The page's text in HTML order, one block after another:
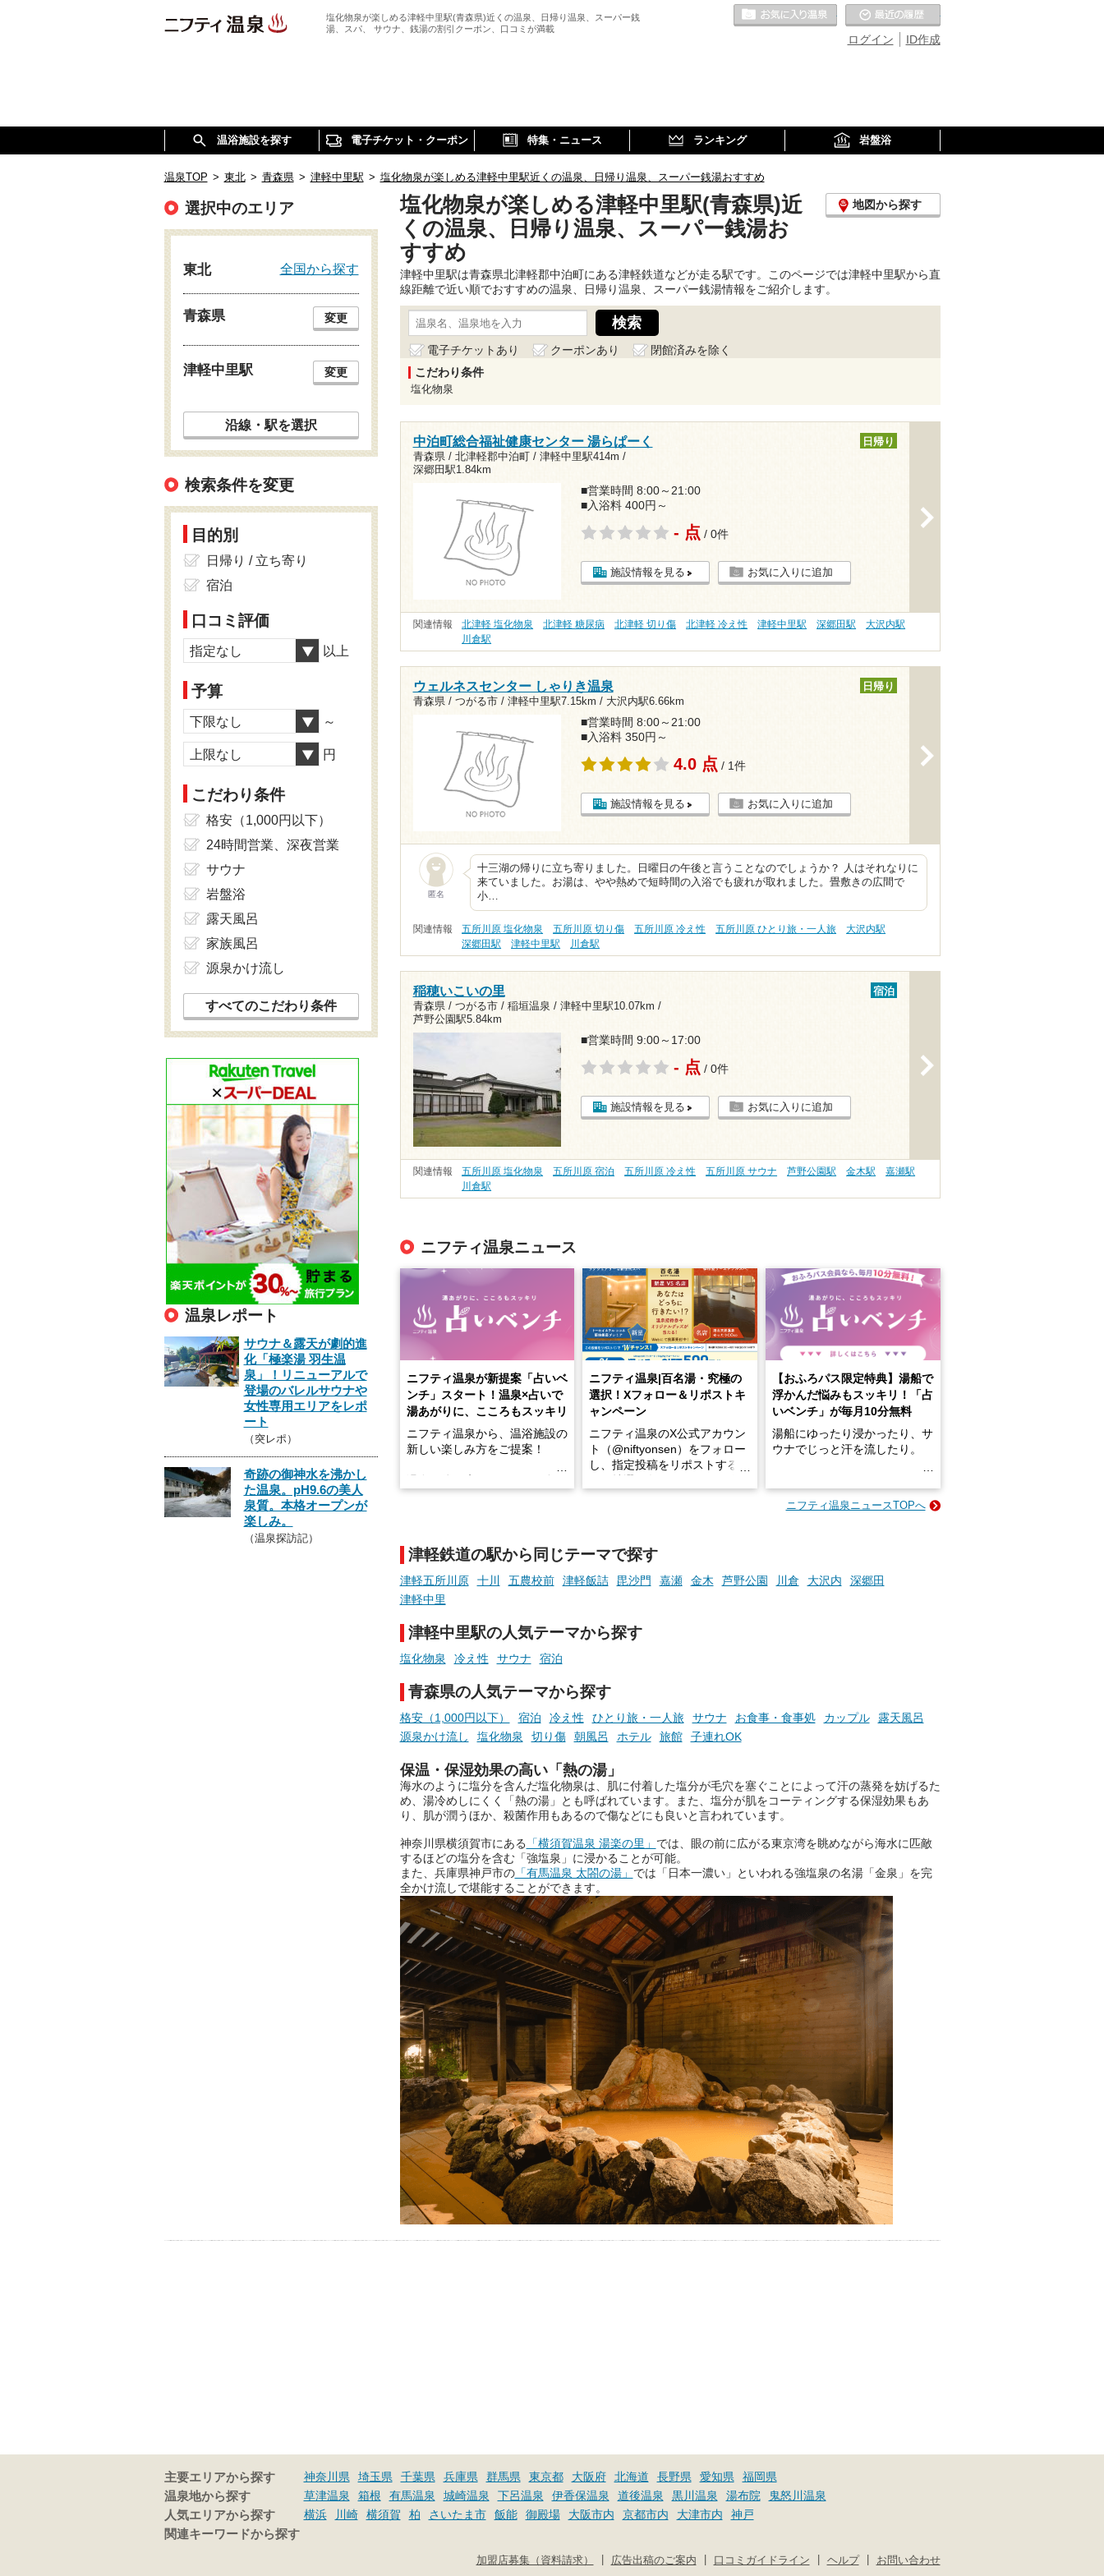
塩化物泉が楽しめる津軽中里駅(青森県)近くの温泉、日帰り温泉、スーパー銭
湯、スパ、 サウナ、銭湯の割引クーポン、口コミが満載
ID作成
ログイン
お気に入りの温泉
温浴施設を探す 電子チケット・クーポン 特集・ニュース ランキング 岩盤浴
温泉TOP > 東北 > 青森県 > 津軽中里駅 > 塩化物泉が楽しめる津軽中里駅近くの温泉、日帰り温泉、スーパー銭湯おすすめ
塩化物泉が楽しめる津軽中里駅(青森県)近
くの温泉、日帰り温泉、スーパー銭湯お
すすめ
地図から探す
津軽中里駅は青森県北津軽郡中泊町にある津軽鉄道などが走る駅です。このページでは津軽中里駅から直
線距離で近い順でおすすめの温泉、日帰り温泉、スーパー銭湯情報をご紹介します。
電子チケットあり クーポンあり
閉館済みを除く
こだわり条件
塩化物泉
中泊町総合福祉健康センター 湯らぱーく
青森県 / 北津軽郡中泊町 / 津軽中里駅414m /
深郷田駅1.84km
日帰り
■営業時間 8:00～21:00
■入浴料 400円～
- 点 / 0件
施設情報を見る お気に入りに追加
関連情報 北津軽 塩化物泉 北津軽 糖尿病 北津軽 切り傷 北津軽 冷え性 津軽中里駅 深郷田駅
大沢内駅
川倉駅
ウェルネスセンター しゃりき温泉
青森県 / つがる市 / 津軽中里駅7.15km / 大沢内駅6.66km
日帰り
■営業時間 8:00～21:00
■入浴料 350円～
4.0 点 / 1件
施設情報を見る お気に入りに追加
匿名
十三湖の帰りに立ち寄りました。日曜日の午後と言うことなのでしょうか？ 人はそれなりに
来ていました。お湯は、やや熱めで短時間の入浴でも疲れが取れました。畳敷きの広間で
小…
関連情報 五所川原 塩化物泉 五所川原 切り傷 五所川原 冷え性 五所川原 ひとり旅・一人旅
大沢内駅
深郷田駅
津軽中里駅 川倉駅
稲穂いこいの里
青森県 / つがる市 / 稲垣温泉 / 津軽中里駅10.07km /
芦野公園駅5.84km
宿泊
■営業時間 9:00～17:00
- 点 / 0件
施設情報を見る お気に入りに追加
関連情報 五所川原 塩化物泉 五所川原 宿泊 五所川原 冷え性 五所川原 サウナ 芦野公園駅 金木駅
嘉瀬駅
川倉駅
ニフティ温泉ニュース
ニフティ温泉が新提案「占いベ
ンチ」スタート！温泉×占いで
湯あがりに、こころもスッキリ
ニフティ温泉から、温浴施設の
新しい楽しみ方をご提案！
手相やタロットなど気軽に楽し
める占いで、“ととのう”おふろ
時間を、もっと特別に。
ニフティ温泉|百名湯・究極の
選択！Xフォロー＆リポストキ
ャンペーン
ニフティ温泉のX公式アカウン
ト（@niftyonsen）をフォロー
し、指定投稿をリポストする
【おふろパス限定特典】湯船で
浮かんだ悩みもスッキリ！「占
いベンチ」が毎月10分無料
湯船にゆったり浸かったり、サ
ウナでじっと汗を流したり。
そんな「一人でぼんやり過ごす
でくることはありませんか？
りの温まった心のまま相談でき
ニフティ温泉の「占いベンチ」
は、そんなあなたの心のつぶや
きをプロの占い師に相談するこ
とができるサービスです。
おふろパス会員様なら、この特
別なひとときを「毎月10分無
料」でご利用いただけます。
お湯で体がほぐれたら、次は占
い師さんとお話しして、心もほ
ぐしてみませんか？
ニフティ温泉ニュースTOPへ
津軽鉄道の駅から同じテーマで探す
津軽五所川原 十川 五農校前 津軽飯詰 毘沙門 嘉瀬 金木 芦野公園 川倉 大沢内
深郷田
津軽中里
津軽中里駅の人気テーマから探す
塩化物泉 冷え性 サウナ 宿泊
青森県の人気テーマから探す
格安（1,000円以下） 宿泊 冷え性 ひとり旅・一人旅 サウナ お食事・食事処 カップル
露天風呂
源泉かけ流し
塩化物泉 切り傷 朝風呂 ホテル 旅館 子連れOK
保温・保湿効果の高い「熱の湯」
海水のように塩分を含んだ塩化物泉は、肌に付着した塩分が毛穴を塞ぐことによって汗の蒸発を妨げるた
め、湯冷めしにくく「熱の湯」とも呼ばれています。また、塩分が肌をコーティングする保湿効果もあ
り、肌が潤うほか、殺菌作用もあるので傷などにも良いと言われています。
神奈川県横須賀市にある 「横須賀温泉 湯楽の里」 では、眼の前に広がる東京湾を眺めながら海水に匹敵
するほどの塩分を含む「強塩泉」に浸かることが可能。
また、兵庫県神戸市の「有馬温泉 太閤の湯」 では「日本一濃い」といわれる強塩泉の名湯「金泉」を完
全かけ流しで堪能することができます。
選択中のエリア
東北 全国から探す
青森県 変更
津軽中里駅 変更
沿線・駅を選択
検索条件を変更
目的別
日帰り / 立ち寄り
宿泊
口コミ評価
指定なし 以上
予算
下限なし ～
上限なし 円
こだわり条件
格安（1,000円以下）
24時間営業、深夜営業
サウナ
岩盤浴
露天風呂
家族風呂
源泉かけ流し
すべてのこだわり条件
温泉レポート
サウナ＆露天が劇的進
化「極楽湯 羽生温
泉」！リニューアルで
登場のバレルサウナや
女性専用エリアをレポ
ート
（突レポ）
奇跡の御神水を沸かし
た温泉。pH9.6の美人
泉質。本格オープンが
楽しみ。
（温泉探訪記）
主要エリアから探す 神奈川県 埼玉県 千葉県 兵庫県 群馬県 東京都 大阪府 北海道 長野県 愛知県
福岡県
温泉地から探す
草津温泉 箱根 有馬温泉 城崎温泉 下呂温泉 伊香保温泉 道後温泉 黒川温泉 湯布院
鬼怒川温泉
人気エリアから探す
横浜 川崎 横須賀 柏 さいたま市 飯能 御殿場 大阪市内 京都市内 大津市内
神戸
関連キーワードから探す
お問い合わせ
ヘルプ
口コミガイドライン
広告出稿のご案内
加盟店募集（資料請求）